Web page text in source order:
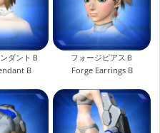
ダントＢ
B
フォージピアスＢ
Forge Earrings B